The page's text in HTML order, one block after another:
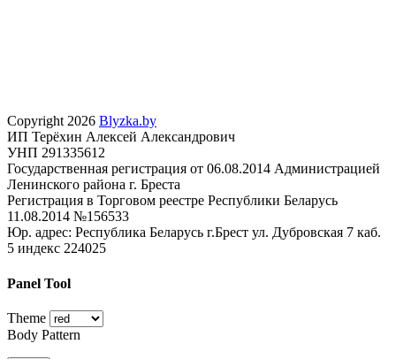
Copyright 2026 Blyzka.by
ИП Терёхин Алексей Александрович
УНП 291335612
Государственная регистрация от 06.08.2014 Администрацией
Ленинского района г. Бреста
Регистрация в Торговом реестре Республики Беларусь
11.08.2014 №156533
Юр. адрес: Республика Беларусь г.Брест ул. Дубровская 7 каб.
5 индекс 224025
Panel Tool
Theme
Body Pattern